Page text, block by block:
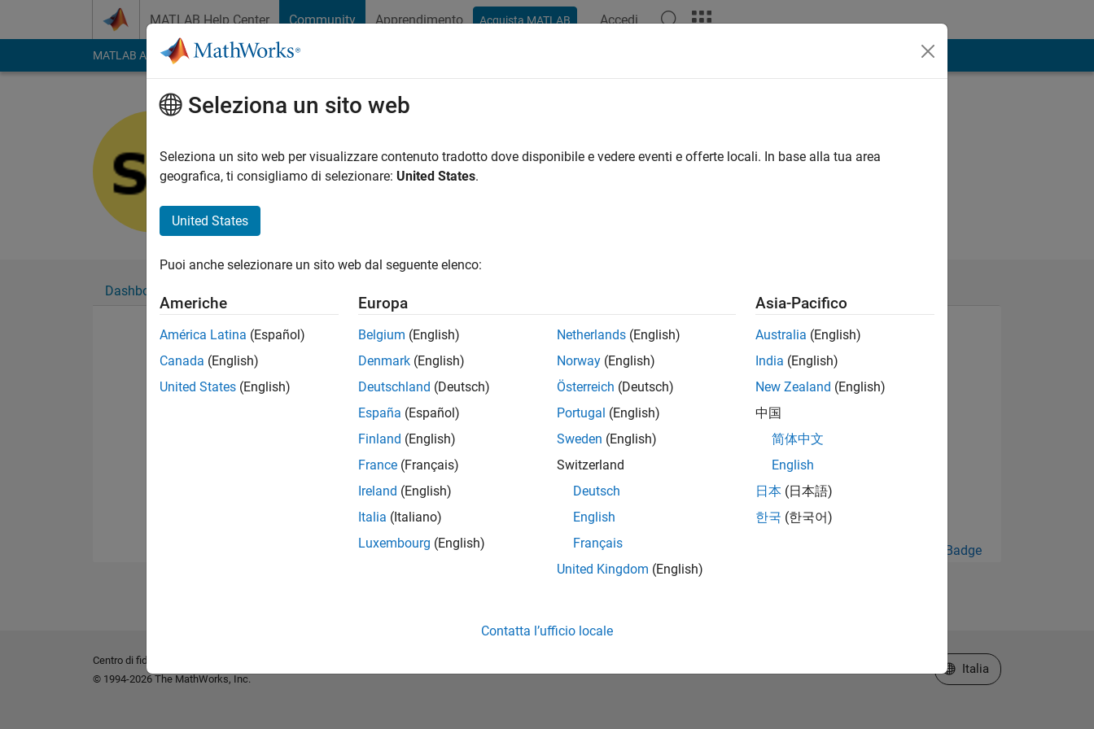
MATLAB Help Center Community Apprendimento Acquista MATLAB Accedi
MATLAB Answers File Exchange Cody
Last seen: circa un anno fa
Followers:0Following:1
Dashboard
No Badges Earned
Guarda tutto Badge
Seleziona un sito web
Seleziona un sito web per visualizzare contenuto tradotto dove disponibile e vedere eventi e offerte locali. In base alla tua area
geografica, ti consigliamo di selezionare: United States.
United States
Puoi anche selezionare un sito web dal seguente elenco:
Americhe
América Latina (Español)
Canada (English)
United States (English)
Europa
Belgium (English)
Denmark (English)
Deutschland (Deutsch)
España (Español)
Finland (English)
France (Français)
Ireland (English)
Italia (Italiano)
Luxembourg (English)
Netherlands (English)
Norway (English)
Österreich (Deutsch)
Portugal (English)
Sweden (English)
Switzerland
Deutsch
English
Français
United Kingdom (English)
Asia-Pacifico
Australia (English)
India (English)
New Zealand (English)
中国
简体中文
English
日本 (日本語)
한국 (한국어)
Contatta l’ufficio locale
Centro di fiducia
© 1994-2026 The MathWorks, Inc.
Seleziona un sito web
Italia